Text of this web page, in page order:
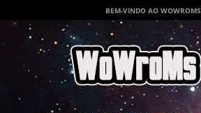
BEM-VINDO AO WOWROMS